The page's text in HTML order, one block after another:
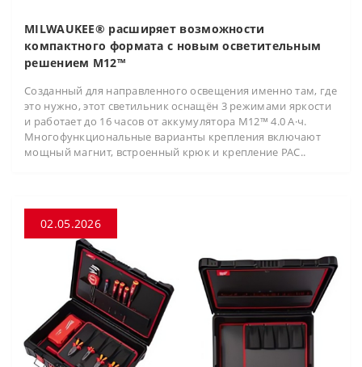
MILWAUKEE® расширяет возможности
компактного формата с новым осветительным
решением M12™
Созданный для направленного освещения именно там, где
это нужно, этот светильник оснащён 3 режимами яркости
и работает до 16 часов от аккумулятора M12™ 4.0 А·ч.
Многофункциональные варианты крепления включают
мощный магнит, встроенный крюк и крепление PAC..
02.05.2026